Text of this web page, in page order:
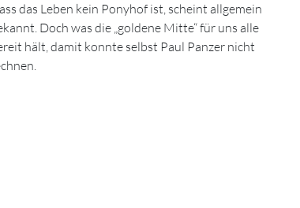
das Leben kein Ponyhof ist, scheint allgemein
Doch was die „goldene Mitte“ für uns alle
hält, damit konnte selbst Paul Panzer nicht